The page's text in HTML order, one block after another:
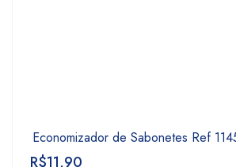
Economizador de Sabonetes Ref
R$11,90